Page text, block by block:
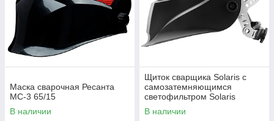
Маска сварочная Ресанта
МС-3 65/15
В наличии
Щиток сварщика Solaris с
самозатемняющимся
светофильтром Solaris
ASF500S
В наличии